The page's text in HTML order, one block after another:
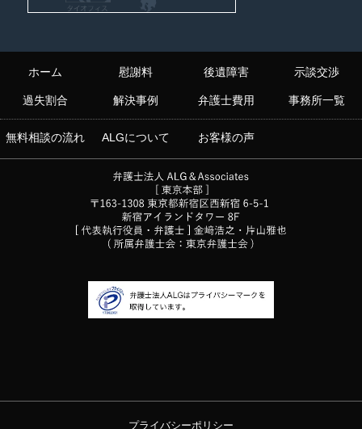
ホーム 慰謝料 後遺障害 示談交渉
過失割合 解決事例 弁護士費用 事務所一覧
無料相談の流れ ALGについて お客様の声
プライバシーポリシー